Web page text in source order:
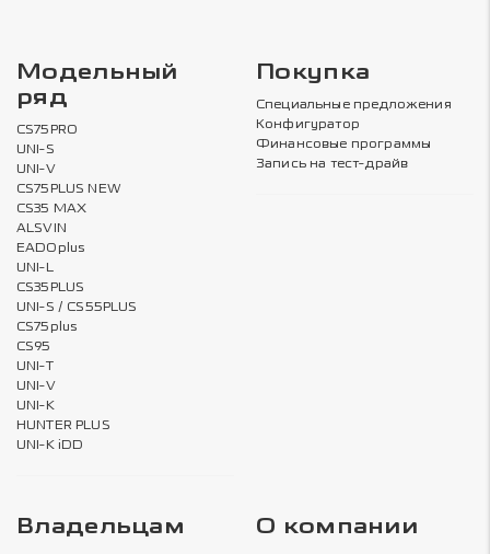
Модельный
ряд
CS75PRO
UNI-S
UNI-V
CS75PLUS NEW
CS35 MAX
ALSVIN
EADOplus
UNI-L
CS35PLUS
UNI-S / CS55PLUS
CS75plus
CS95
UNI-T
UNI-V
UNI-K
HUNTER PLUS
UNI-K iDD
Покупка
Специальные предложения
Конфигуратор
Финансовые программы
Запись на тест-драйв
Владельцам О компании